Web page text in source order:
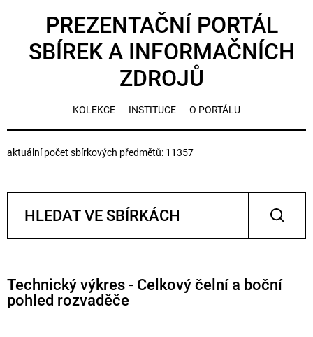
PREZENTAČNÍ PORTÁL
SBÍREK A INFORMAČNÍCH
ZDROJŮ
KOLEKCE INSTITUCE O PORTÁLU
aktuální počet sbírkových předmětů: 11357
Technický výkres - Celkový čelní a boční
pohled rozvaděče